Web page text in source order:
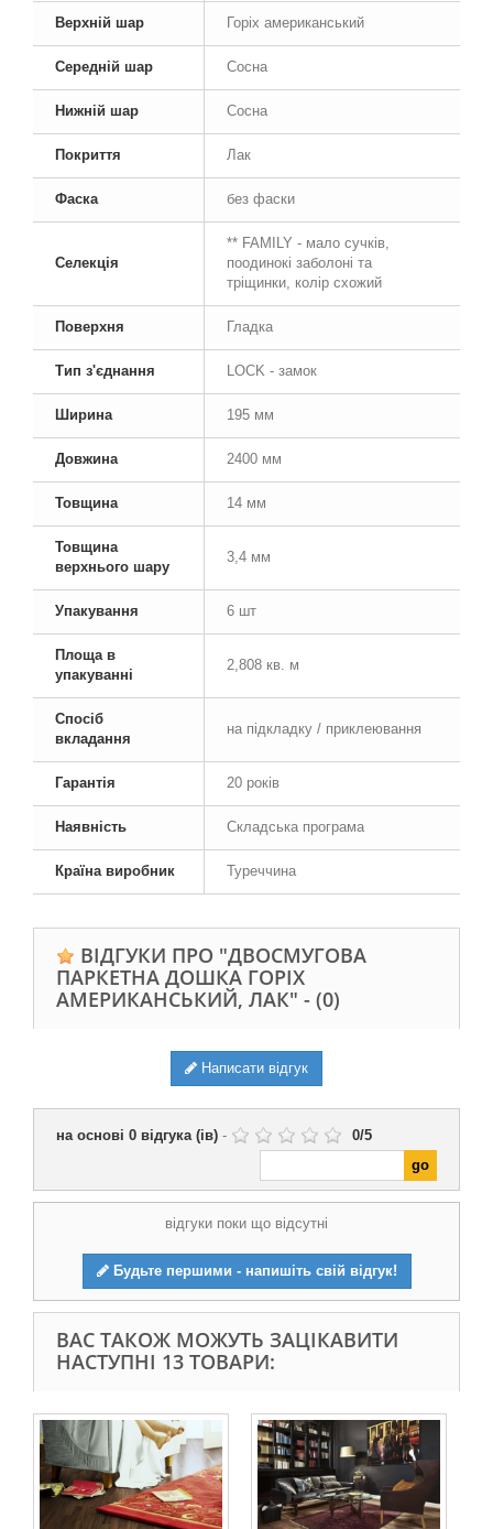
Верхній шар Горіх американський
Середній шар Сосна
Нижній шар Сосна
Покриття Лак
Фаска без фаски
Селекція
** FAMILY - мало сучків,
поодинокі заболоні та
тріщинки, колір схожий
Поверхня Гладка
Тип з'єднання LOCK - замок
Ширина 195 мм
Довжина 2400 мм
Товщина 14 мм
Товщина
верхнього шару
3,4 мм
Упакування 6 шт
Площа в
упакуванні
2,808 кв. м
Спосіб
вкладання
на підкладку / приклеювання
Гарантія 20 років
Наявність Складська програма
Країна виробник Туреччина
ВІДГУКИ ПРО "ДВОСМУГОВА
ПАРКЕТНА ДОШКА ГОРІХ
АМЕРИКАНСЬКИЙ, ЛАК" - (0)
Написати відгук
на основі 0 відгука (ів) - 0/5
відгуки поки що відсутні
Будьте першими - напишіть свій відгук!
ВАС ТАКОЖ МОЖУТЬ ЗАЦІКАВИТИ
НАСТУПНІ 13 ТОВАРИ: